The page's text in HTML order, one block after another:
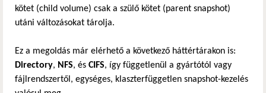
kötet (child volume) csak a szülő kötet (parent snapshot)
utáni változásokat tárolja.
Ez a megoldás már elérhető a következő háttértárakon is:
Directory, NFS, és CIFS, így függetlenül a gyártótól vagy
fájlrendszertől, egységes, klaszterfüggetlen snapshot-kezelés